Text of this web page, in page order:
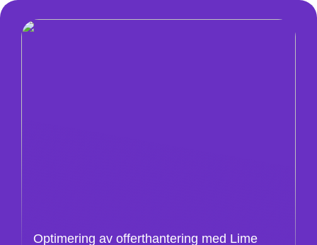
Optimering av offerthantering med Lime